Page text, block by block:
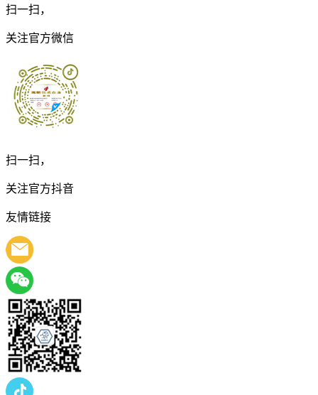
扫一扫，
关注官方微信
扫一扫，
关注官方抖音
友情链接